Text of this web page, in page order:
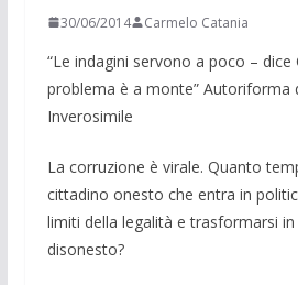
30/06/2014 Carmelo Catania
“Le indagini servono a poco – dice
problema è a monte” Autoriforma
Inverosi­mile
La corruzione è virale. Quanto
cittadino onesto che entra in
limiti della legalità e trasformarsi
disonesto?